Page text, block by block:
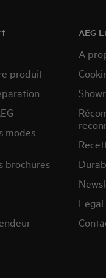
produit
modes
brochures
AEG
A
Legal